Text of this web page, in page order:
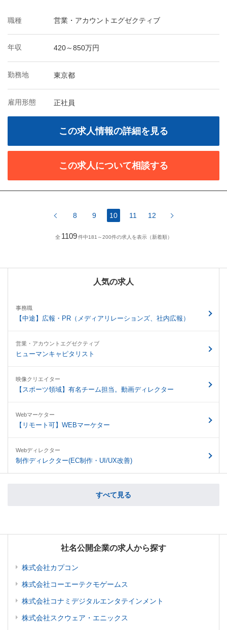
職種 営業・アカウントエグゼクティブ
年収 420～850万円
勤務地 東京都
雇用形態 正社員
この求人情報の詳細を見る
この求人について相談する
8 9 10 11 12
全 1109 件中181～200件の求人を表示（新着順）
人気の求人
事務職
【中途】広報・PR（メディアリレーションズ、社内広報）
営業・アカウントエグゼクティブ
ヒューマンキャピタリスト
映像クリエイター
【スポーツ領域】有名チーム担当。動画ディレクター
Webマーケター
【リモート可】WEBマーケター
Webディレクター
制作ディレクター(EC制作・UI/UX改善)
すべて見る
社名公開企業の求人から探す
株式会社カプコン
株式会社コーエーテクモゲームス
株式会社コナミデジタルエンタテインメント
株式会社スクウェア・エニックス